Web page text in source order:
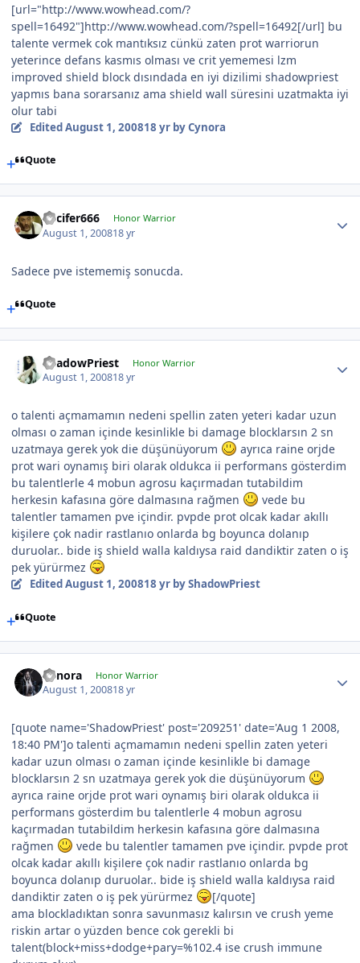
[url="http://www.wowhead.com/?
spell=16492"]http://www.wowhead.com/?spell=16492[/url] bu
talente vermek cok mantıksız cünkü zaten prot warriorun
yeterince defans kasmıs olması ve crit yememesi lzm
improved shield block dısındada en iyi dizilimi shadowpriest
yapmıs bana sorarsanız ama shield wall süresini uzatmakta iyi
olur tabi
EditedAugust 1, 200818 yrby Cynora
Quote
Lucifer666 Honor Warrior
August 1, 200818 yr
Sadece pve istememiş sonucda.
Quote
ShadowPriest Honor Warrior
August 1, 200818 yr
o talenti açmamamın nedeni spellin zaten yeteri kadar uzun
olması o zaman içinde kesinlikle bi damage blocklarsın 2 sn
uzatmaya gerek yok die düşünüyorum
ayrıca raine orjde
prot wari oynamış biri olarak oldukca ii performans gösterdim
bu talentlerle 4 mobun agrosu kaçırmadan tutabildim
herkesin kafasına göre dalmasına rağmen
vede bu
talentler tamamen pve içindir. pvpde prot olcak kadar akıllı
kişilere çok nadir rastlanıo onlarda bg boyunca dolanıp
duruolar.. bide iş shield walla kaldıysa raid dandiktir zaten o iş
pek yürürmez
EditedAugust 1, 200818 yrby ShadowPriest
Quote
Cynora Honor Warrior
August 1, 200818 yr
[quote name='ShadowPriest' post='209251' date='Aug 1 2008,
18:40 PM']o talenti açmamamın nedeni spellin zaten yeteri
kadar uzun olması o zaman içinde kesinlikle bi damage
blocklarsın 2 sn uzatmaya gerek yok die düşünüyorum
ayrıca raine orjde prot wari oynamış biri olarak oldukca ii
performans gösterdim bu talentlerle 4 mobun agrosu
kaçırmadan tutabildim herkesin kafasına göre dalmasına
rağmen
vede bu talentler tamamen pve içindir. pvpde prot
olcak kadar akıllı kişilere çok nadir rastlanıo onlarda bg
boyunca dolanıp duruolar.. bide iş shield walla kaldıysa raid
dandiktir zaten o iş pek yürürmez
[/quote]
ama blockladıktan sonra savunmasız kalırsın ve crush yeme
riskin artar o yüzden bence cok gerekli bi
talent(block+miss+dodge+pary=%102.4 ise crush immune